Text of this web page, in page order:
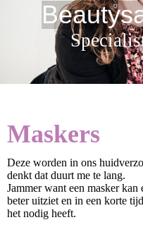
Sp
Maskers
Deze worden in ons
denkt dat duurt me te lang.
Jammer want een masker
beter uitziet en in een korte
het nodig heeft.